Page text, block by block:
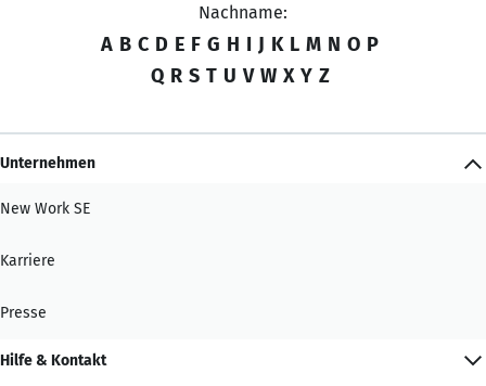
Nachname:
A B C D E F G H I J K L M N O P
Q R S T U V W X Y Z
Unternehmen
New Work SE
Karriere
Presse
Hilfe & Kontakt